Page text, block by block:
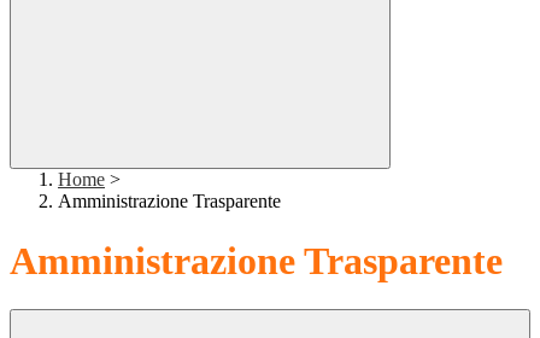
Home >
Amministrazione Trasparente
Amministrazione Trasparente